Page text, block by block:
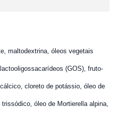
maltodextrina, óleos vegetais
(GOS), fruto-
cloreto de potássio, óleo de
óleo de Mortierella alpina,